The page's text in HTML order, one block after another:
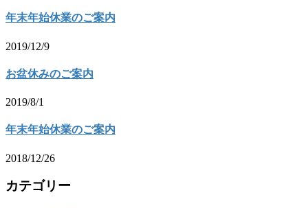
年末年始休業のご案内
2019/12/9
お盆休みのご案内
2019/8/1
年末年始休業のご案内
2018/12/26
カテゴリー